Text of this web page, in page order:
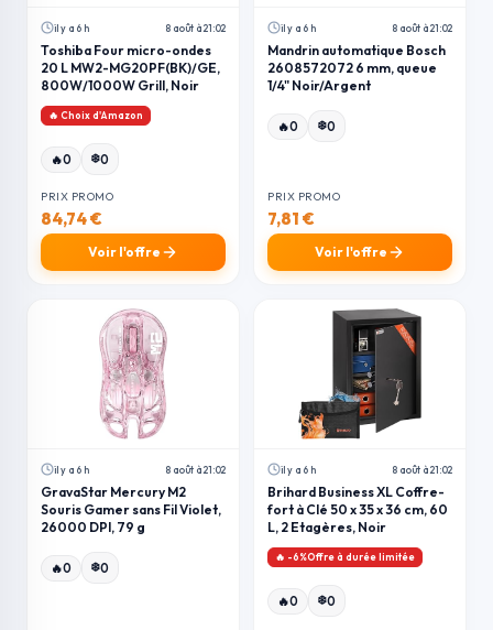
il y a 6 h 8 août à 21:02
Toshiba Four micro-ondes
20 L MW2-MG20PF(BK)/GE,
800W/1000W Grill, Noir
🔥 Choix d'Amazon
🔥0 ❄️0
PRIX PROMO
84,74 €
Voir l'offre
il y a 6 h 8 août à 21:02
Mandrin automatique Bosch
2608572072 6 mm, queue
1/4" Noir/Argent
🔥0 ❄️0
PRIX PROMO
7,81 €
Voir l'offre
il y a 6 h 8 août à 21:02
GravaStar Mercury M2
Souris Gamer sans Fil Violet,
26000 DPI, 79 g
🔥0 ❄️0
il y a 6 h 8 août à 21:02
Brihard Business XL Coffre-
fort à Clé 50 x 35 x 36 cm, 60
L, 2 Etagères, Noir
🔥 -6%Offre à durée limitée
🔥0 ❄️0